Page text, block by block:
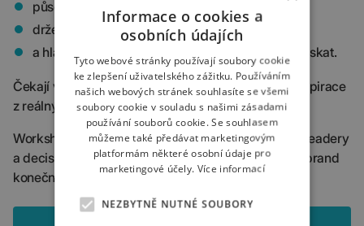
působila autenticky,
držela linii vaší značky,
a hlavně přitahovala lidi, které opravdu chcete získat.
Čekají vás konkrétní příklady, praktická cvičení i inspirace
z reálných značek a kampaní.
Workshop je určený pro HR manažery, recruitment leadery
a decision makery, kteří chtějí, aby jejich employer brand
konečně nebyl jen „další firemní profil“.
Informace o cookies a
osobních údajích
Tyto webové stránky používají soubory cookie
ke zlepšení uživatelského zážitku. Používáním
našich webových stránek souhlasíte se všemi
soubory cookie v souladu s našimi zásadami
používání souborů cookie. Se souhlasem
můžeme také předávat marketingovým
platformám některé osobní údaje pro
marketingové účely. Více informací
NEZBYTNĚ NUTNÉ SOUBORY